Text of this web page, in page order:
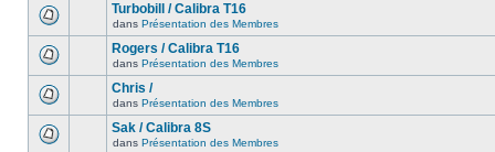
Turbobill / Calibra T16
dans Présentation des Membres
Rogers / Calibra T16
dans Présentation des Membres
Chris /
dans Présentation des Membres
Sak / Calibra 8S
dans Présentation des Membres